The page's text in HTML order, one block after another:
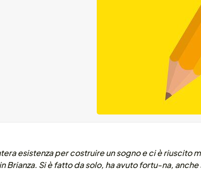
esistenza per costruire un sogno e ci è riuscito
Si è fatto da solo, ha avuto fortu-na, anche